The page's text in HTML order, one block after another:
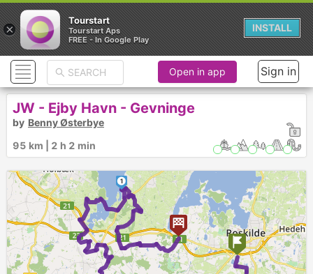
1
Open in app Sign in
JW - Ejby Havn - Gevninge
by Benny Østerbye
95 km | 2 h 2 min
×
Tourstart
Tourstart Aps
FREE - In Google Play
INSTALL